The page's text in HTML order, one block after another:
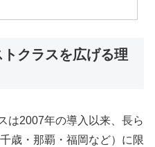
クラスを広げる理
は2007年の導入以来、長ら
歳・那覇・福岡など）に限